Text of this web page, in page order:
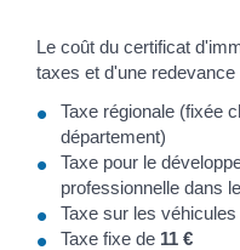
Le coût du certificat
taxes et d'une
Taxe régionale (fixée
département)
Taxe pour le
professionnelle dans
Taxe sur les véhicules
Taxe fixe de 11 €